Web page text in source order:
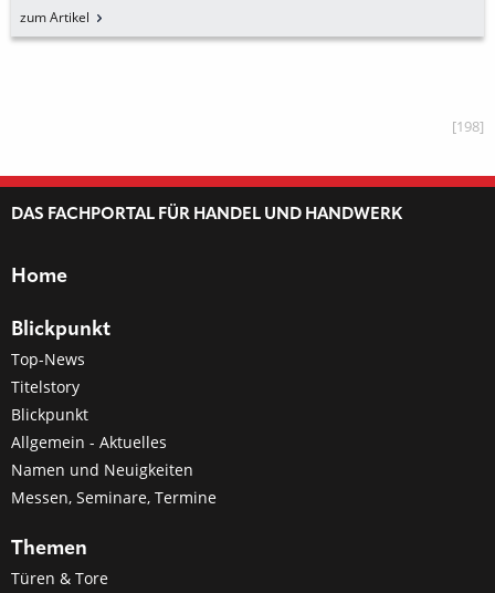
zum Artikel
[198]
DAS FACHPORTAL FÜR HANDEL UND HANDWERK
Home
Blickpunkt
Top-News
Titelstory
Blickpunkt
Allgemein - Aktuelles
Namen und Neuigkeiten
Messen, Seminare, Termine
Themen
Türen & Tore